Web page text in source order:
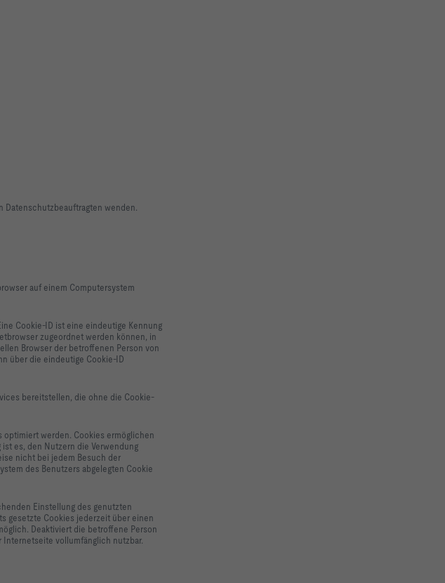
Datenschutzbeauftragten wenden.
auf einem Computersystem
Cookie-ID ist eine eindeutige Kennung
zugeordnet werden können, in
Browser der betroffenen Person von
über die eindeutige Cookie-ID
bereitstellen, die ohne die Cookie-
werden. Cookies ermöglichen
es, den Nutzern die Verwendung
nicht bei jedem Besuch der
des Benutzers abgelegten Cookie
Einstellung des genutzten
gesetzte Cookies jederzeit über einen
Deaktiviert die betroffene Person
vollumfänglich nutzbar.